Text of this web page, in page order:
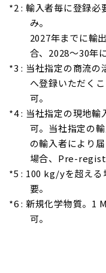
*2 : 輸入者毎に登録必
み。
2027年までに輸
合、2028～30年
*3 : 当社指定の商流の
へ登録いただく
可。
*4 : 当社指定の現地輸
可。当社指定の
の輸入者により
場合、Pre-
*5 : 100 kg/yを超える
要。
*6 : 新規化学物質。1
可。